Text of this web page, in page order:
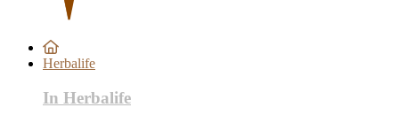
Herbalife
In Herbalife